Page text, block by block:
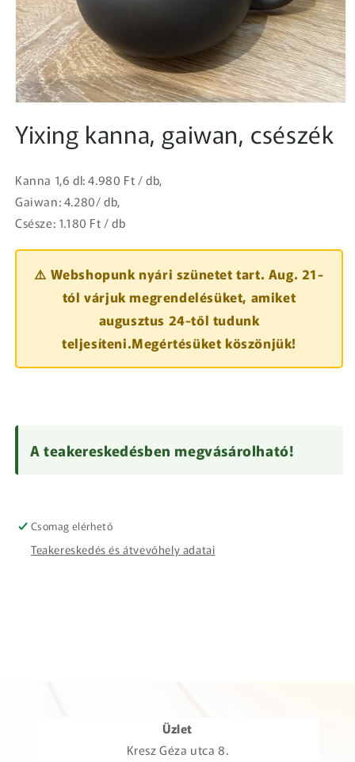
megnyitása
Yixing kanna, gaiwan, csészék
Kanna 1,6 dl: 4.980 Ft / db,
Gaiwan: 4.280/ db,
Csésze: 1.180 Ft / db
⚠️ Webshopunk nyári szünetet tart. Aug. 21-
tól várjuk megrendelésüket, amiket
augusztus 24-től tudunk
teljesíteni.Megértésüket köszönjük!
A teakereskedésben megvásárolható!
Csomag elérhető
Teakereskedés és átvevőhely adatai
Üzlet
Kresz Géza utca 8.